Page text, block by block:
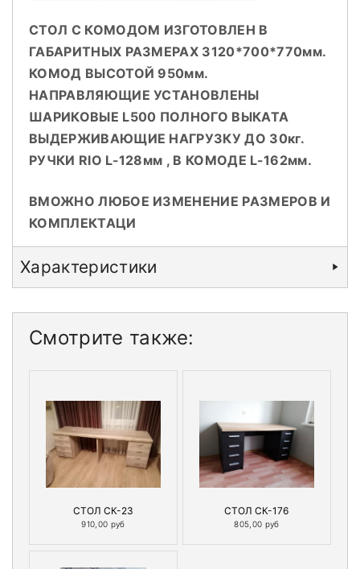
СТОЛ С КОМОДОМ ИЗГОТОВЛЕН В
ГАБАРИТНЫХ РАЗМЕРАХ 3120*700*770мм.
КОМОД ВЫСОТОЙ 950мм.
НАПРАВЛЯЮЩИЕ УСТАНОВЛЕНЫ
ШАРИКОВЫЕ L500 ПОЛНОГО ВЫКАТА
ВЫДЕРЖИВАЮЩИЕ НАГРУЗКУ ДО 30кг.
РУЧКИ RIO L-128мм , В КОМОДЕ L-162мм.
ВМОЖНО ЛЮБОЕ ИЗМЕНЕНИЕ РАЗМЕРОВ И
КОМПЛЕКТАЦИ
Характеристики
Смотрите также:
СТОЛ СК-23
910,00 руб
СТОЛ СК-176
805,00 руб